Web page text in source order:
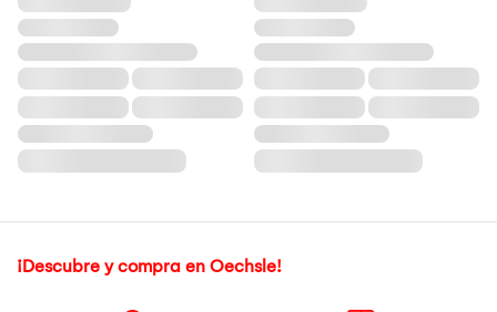
¡Descubre y compra en Oechsle!